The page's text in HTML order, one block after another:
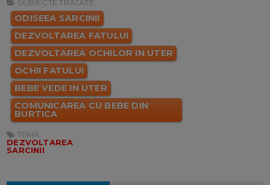
SUBIECTE TRATATE:
ODISEEA SARCINII
DEZVOLTAREA FATULUI
DEZVOLTAREA OCHILOR IN UTER
OCHII FATULUI
BEBE VEDE IN UTER
COMUNICAREA CU BEBE DIN
BURTICA
TEMA:
DEZVOLTAREA
SARCINII